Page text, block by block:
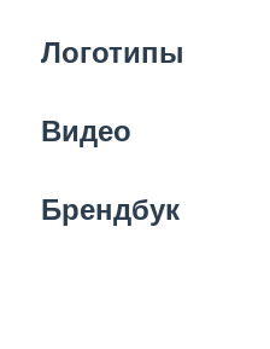
Логотипы
Видео
Брендбук